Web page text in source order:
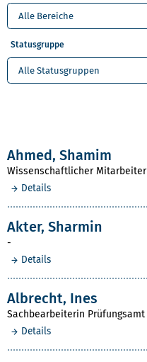
Statusgruppe
Ahmed, Shamim
Wissenschaftlicher Mitarbeiter
Details
Akter, Sharmin
-
Details
Albrecht, Ines
Sachbearbeiterin Prüfungsamt
Details